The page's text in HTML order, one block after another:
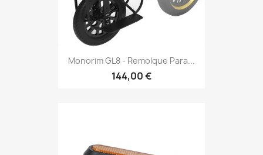
Monorim GL8 - Remolque Para...
144,00 €